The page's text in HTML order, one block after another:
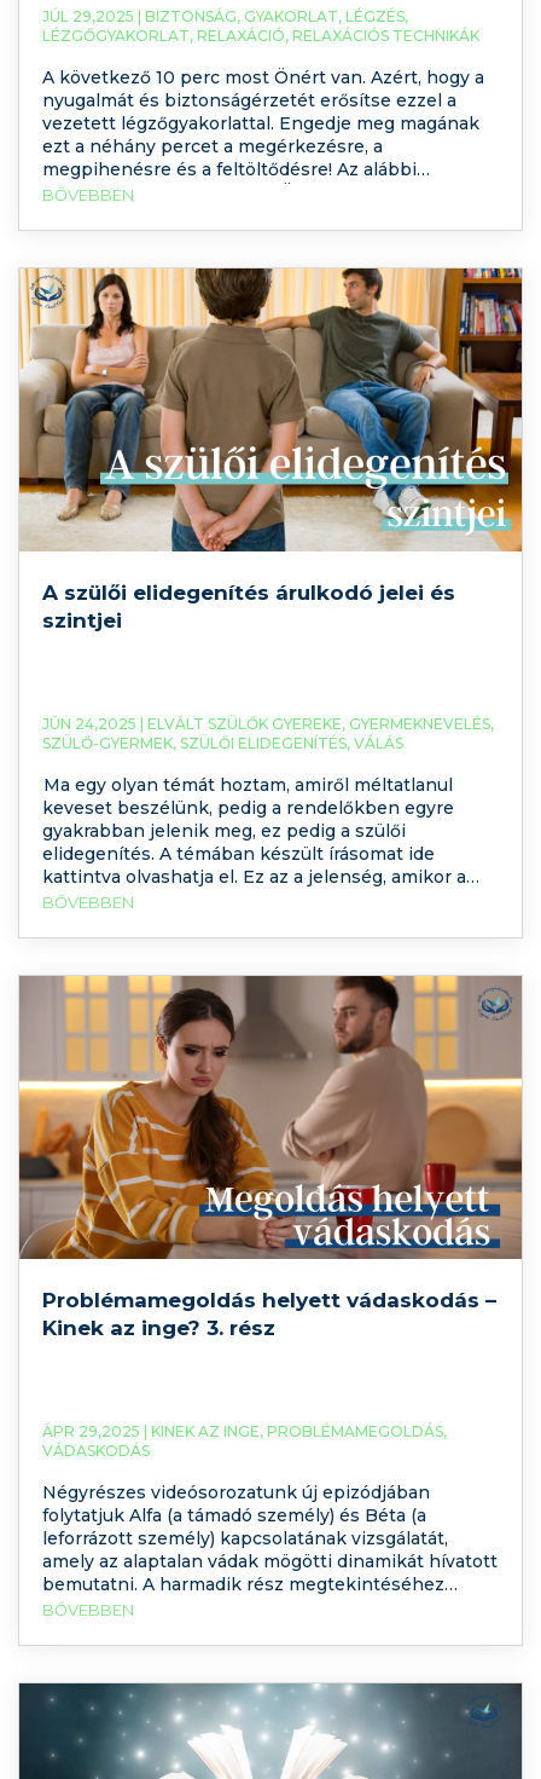
JÚL 29,2025 | BIZTONSÁG, GYAKORLAT, LÉGZÉS,
LÉZGŐGYAKORLAT, RELAXÁCIÓ, RELAXÁCIÓS TECHNIKÁK
A következő 10 perc most Önért van. Azért, hogy a
nyugalmát és biztonságérzetét erősítse ezzel a
vezetett légzőgyakorlattal. Engedje meg magának
ezt a néhány percet a megérkezésre, a
megpihenésre és a feltöltődésre! Az alábbi
gyakorlat abban támogatja Önt, hogy erősödjön a
tudatosításán keresztül, Szabó Rita
egy
BŐVEBBEN
A szülői elidegenítés árulkodó jelei és
szintjei
JÚN 24,2025 | ELVÁLT SZÜLŐK GYEREKE, GYERMEKNEVELÉS,
SZÜLŐ-GYERMEK, SZÜLŐI ELIDEGENÍTÉS, VÁLÁS
Ma egy olyan témát hoztam, amiről méltatlanul
keveset beszélünk, pedig a rendelőkben egyre
gyakrabban jelenik meg, ez pedig a szülői
elidegenítés. A témában készült írásomat ide
kattintva olvashatja el. Ez az a jelenség, amikor a
gyermek gyakran észrevétlenül az egyik szülő
megtagadja. Nem azért, mert bántották, hanem
BŐVEBBEN
Problémamegoldás helyett vádaskodás –
Kinek az inge? 3. rész
ÁPR 29,2025 | KINEK AZ INGE, PROBLÉMAMEGOLDÁS,
VÁDASKODÁS
Négyrészes videósorozatunk új epizódjában
folytatjuk Alfa (a támadó személy) és Béta (a
leforrázott személy) kapcsolatának vizsgálatát,
amely az alaptalan vádak mögötti dinamikát hívatott
bemutatni. A harmadik rész megtekintéséhez
kattintson ide: Egy szituáció, több megélés,
ami mentén tudunk végig haladni a folyamaton. Alfa
BŐVEBBEN